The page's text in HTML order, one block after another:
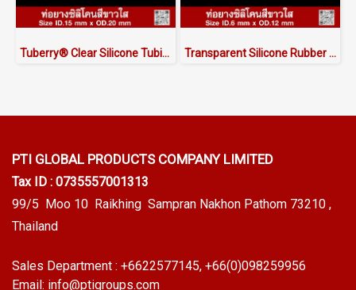
Tuberry® Clear Silicone Tubing | FDA Food Grade (ID 15mm x OD 20mm) Transparent Silicone Rubber Tube I.D 6 X O.D 12 mm
PTI GLOBAL PRODUCTS COMPANY LIMITED
Tax ID : 0735557001313
99/5 Moo 10 Raikhing Sampran Nakhon Pathom 73210 ,
Thailand
Sales Department : +6622577145, +66(0)098259956
Email: info@ptigroups.com